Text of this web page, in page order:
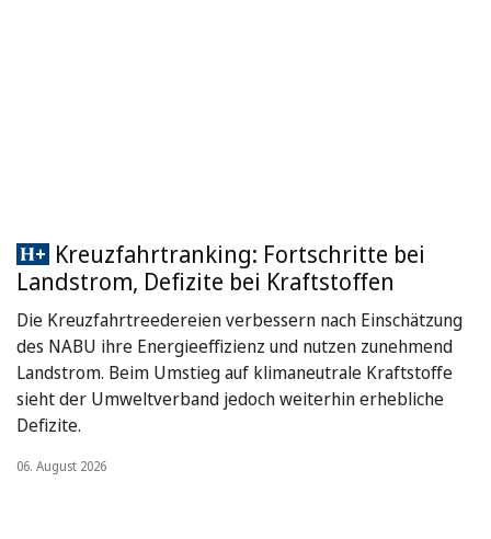
Kreuzfahrtranking: Fortschritte bei
Landstrom, Defizite bei Kraftstoffen
Die Kreuzfahrtreedereien verbessern nach Einschätzung
des NABU ihre Energieeffizienz und nutzen zunehmend
Landstrom. Beim Umstieg auf klimaneutrale Kraftstoffe
sieht der Umweltverband jedoch weiterhin erhebliche
Defizite.
06. August 2026